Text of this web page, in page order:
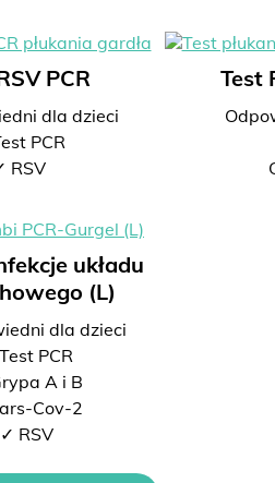
PCR
dla dzieci
PCR
RSV
Test
układu
(L)
dla dzieci
PCR
A i B
Cov-2
✓ RSV